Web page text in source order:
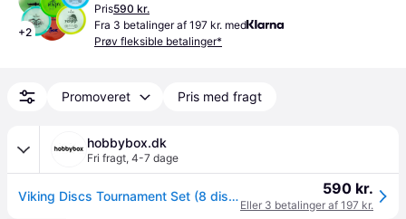
+2
Pris590 kr.
Fra 3 betalinger af 197 kr. med
Prøv fleksible betalinger*
Promoveret Pris med fragt
hobbybox.dk
Fri fragt, 4-7 dage
Viking Discs Tournament Set (8 discs) 590 kr.
Eller 3 betalinger af 197 kr.